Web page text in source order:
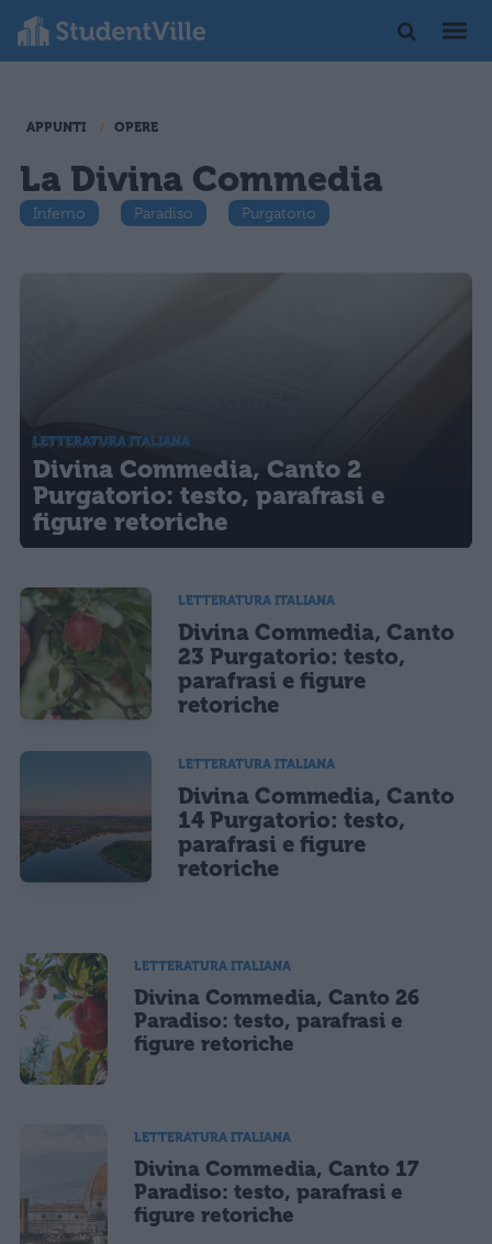
APPUNTI OPERE
La Divina Commedia
Inferno Paradiso Purgatorio
LETTERATURA ITALIANA
Divina Commedia, Canto 2
Purgatorio: testo, parafrasi e
figure retoriche
LETTERATURA ITALIANA
Divina Commedia, Canto
23 Purgatorio: testo,
parafrasi e figure
retoriche
LETTERATURA ITALIANA
Divina Commedia, Canto
14 Purgatorio: testo,
parafrasi e figure
retoriche
LETTERATURA ITALIANA
Divina Commedia, Canto 26
Paradiso: testo, parafrasi e
figure retoriche
LETTERATURA ITALIANA
Divina Commedia, Canto 17
Paradiso: testo, parafrasi e
figure retoriche